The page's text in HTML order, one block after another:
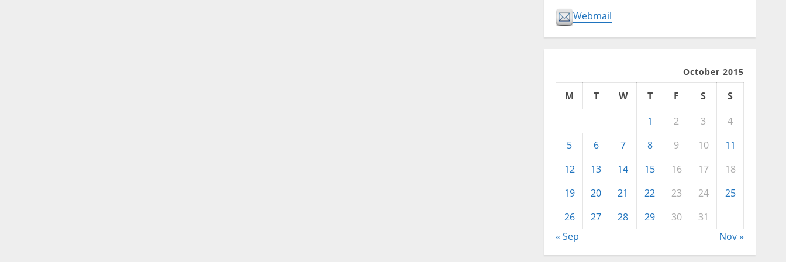
Webmail
October 2015
M T W T F S
S
1
2 3
4
5
6 7 8 9 10
11
12
13 14 15 16 17
18
19
20 21 22 23 24
25
26
27 28 29 30
31
« Sep
Nov »